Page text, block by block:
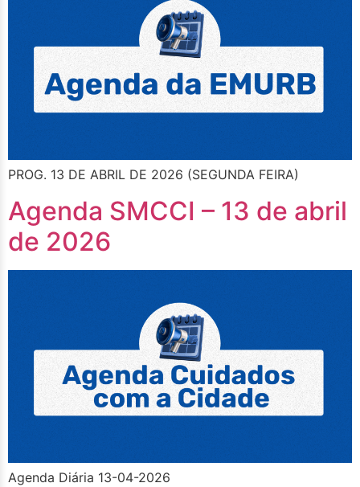
PROG. 13 DE ABRIL DE 2026 (SEGUNDA FEIRA)
Agenda SMCCI – 13 de abril
de 2026
Agenda Diária 13-04-2026